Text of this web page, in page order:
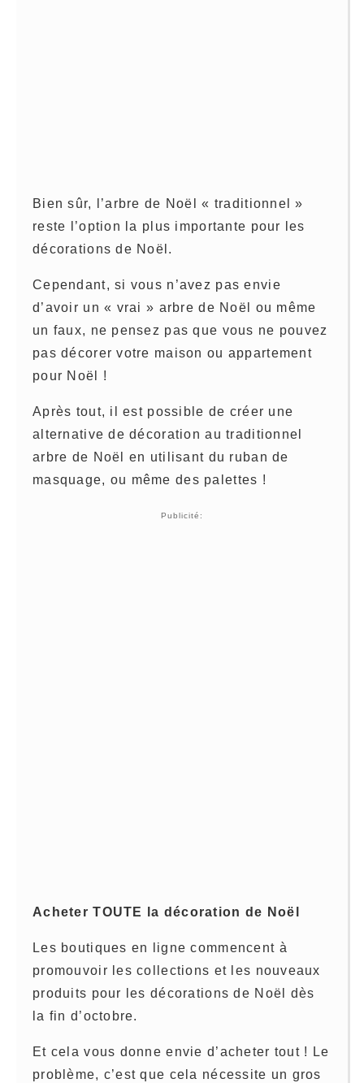
Bien sûr, l’arbre de Noël « traditionnel »
reste l’option la plus importante pour les
décorations de Noël.
Cependant, si vous n’avez pas envie
d’avoir un « vrai » arbre de Noël ou même
un faux, ne pensez pas que vous ne pouvez
pas décorer votre maison ou appartement
pour Noël !
Après tout, il est possible de créer une
alternative de décoration au traditionnel
arbre de Noël en utilisant du ruban de
masquage, ou même des palettes !
Publicité:
Acheter TOUTE la décoration de Noël
Les boutiques en ligne commencent à
promouvoir les collections et les nouveaux
produits pour les décorations de Noël dès
la fin d’octobre.
Et cela vous donne envie d’acheter tout ! Le
problème, c’est que cela nécessite un gros